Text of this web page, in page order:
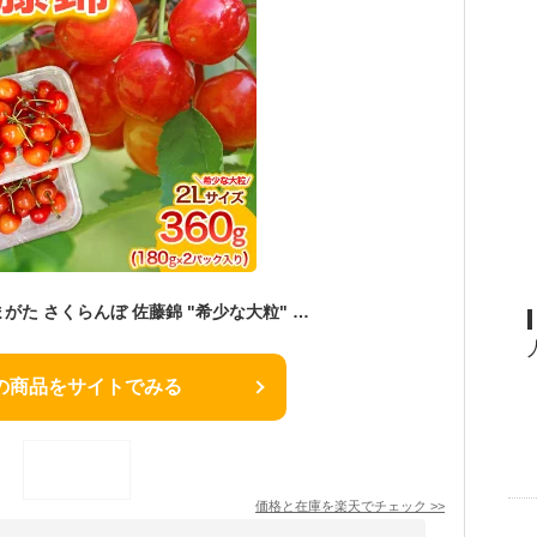
【ふるさと納税】やまがた さくらんぼ 佐藤錦 "希少な大粒" 2Lサイズ 360g(180g×2パック入り) 1箱【令和8年産先行予約】FS25-573 くだもの 果物 フルーツ 山形 山形県 山形市 お取り寄せ 2026年産
商品をサイトでみる
価格と在庫を楽天でチェック >>